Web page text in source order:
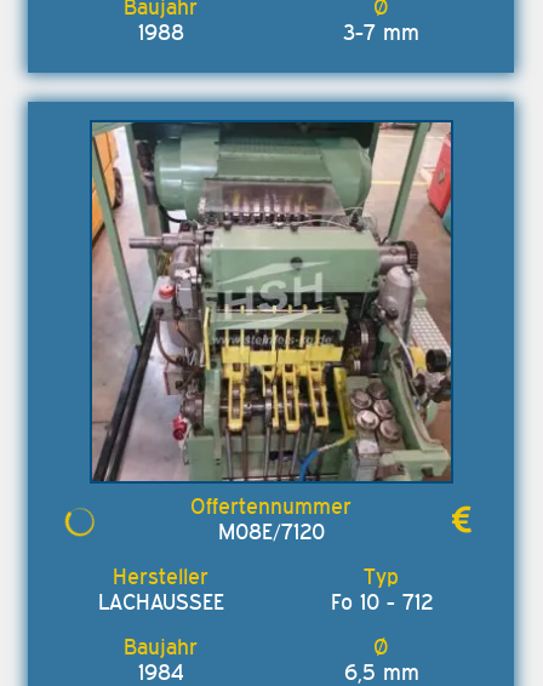
1988 3-7 mm
M08E/7120
LACHAUSSEE Fo 10 - 712
1984 6,5 mm